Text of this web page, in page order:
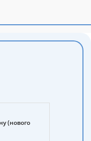
(нового